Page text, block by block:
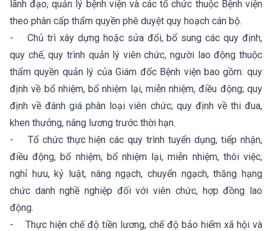
lãnh đạo, quản lý bệnh viện và các tổ chức thuộc Bệnh viện
theo phân cấp thẩm quyền phê duyệt quy hoạch cán bộ.
- Chủ trì xây dựng hoặc sửa đổi, bổ sung các quy định,
quy chế, quy trình quản lý viên chức, người lao động thuộc
thẩm quyền quản lý của Giám đốc Bệnh viện bao gồm: quy
định về bổ nhiệm, bổ nhiệm lại, miễn nhiệm, điều động; quy
định về đánh giá phân loại viên chức; quy định về thi đua,
khen thưởng, nâng lương trước thời hạn.
- Tổ chức thực hiện các quy trình tuyển dụng, tiếp nhận,
điều động, bổ nhiệm, bổ nhiệm lại, miễn nhiệm, thôi việc,
nghỉ hưu, kỷ luật, nâng ngạch, chuyển ngạch, thăng hạng
chức danh nghề nghiệp đối với viên chức, hợp đồng lao
động.
- Thực hiện chế độ tiền lương, chế độ bảo hiểm xã hội và